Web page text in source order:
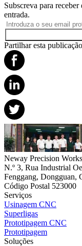
Subscreva para
entrada.
Partilhar esta
Neway Precision
N.º 3, Rua Industrial
Fenggang, Dongguan,
Código Postal 523000
Serviços
Usinagem CNC
Superligas
Prototipagem CNC
Prototipagem
Soluções